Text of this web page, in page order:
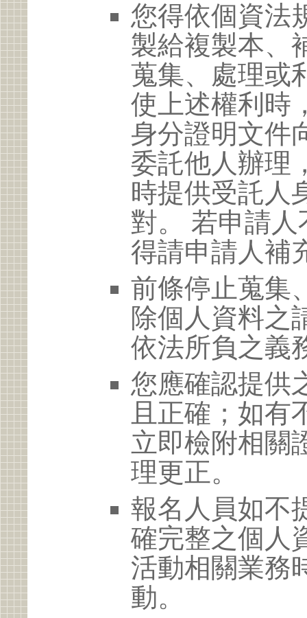
您得依個資法
製給複製本、
蒐集、處理或
使上述權利時
身分證明文件
委託他人辦理
時提供受託人
對。 若申請
得請申請人補
前條停止蒐集
除個人資料之
依法所負之義
您應確認提供
且正確；如有
立即檢附相關
理更正。
報名人員如不
確完整之個人
活動相關業務
動。